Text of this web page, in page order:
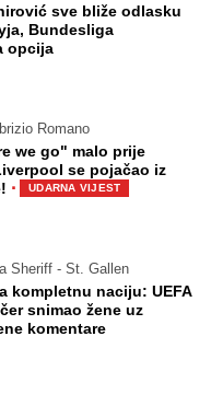
sve bliže odlasku
Bundesliga
opcija
Romano
we go" malo prije
se pojačao iz
· UDARNA VIJEST
Sheriff - St. Gallen
kompletnu naciju: UEFA
snimao žene uz
komentare